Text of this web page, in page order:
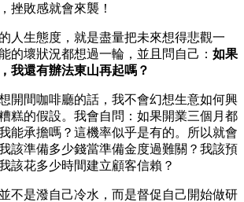
挫敗感就會來襲！
人生態度，就是盡量把未來想得悲觀一
的壞狀況都想過一輪，並且問自己： 如果
我還有辦法東山再起嗎？
開間咖啡廳的話，我不會幻想生意如何興
糕的假設。我會自問：如果開業三個月都
能承擔嗎？這機率似乎是有的。所以就會
該準備多少錢當準備金度過難關？我該預
該花多少時間建立顧客信賴？
不是潑自己冷水，而是督促自己開始做研